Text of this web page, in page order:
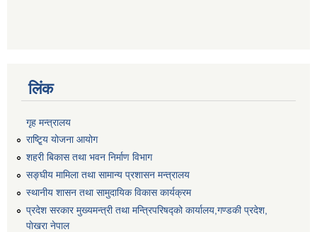
लिंक
गृह मन्त्रालय
राष्टि्ृय योजना आयोग
शहरी बिकास तथा भवन निर्माण विभाग
सङ्घीय मामिला तथा सामान्य प्रशासन मन्त्रालय
स्थानीय शासन तथा सामुदायिक विकास कार्यक्रम
प्रदेश सरकार मुख्यमन्त्री तथा मन्त्रिपरिषद्को कार्यालय,गण्डकी प्रदेश,
पाेखरा नेपाल